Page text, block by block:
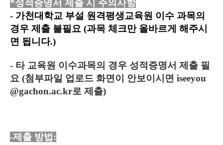
*성적증명서 제출 시 주의사항
- 가천대학교 부설 원격평생교육원 이수 과목의
경우 제출 불필요 (과목 체크만 올바르게 해주시
면 됩니다.)
- 타 교육원 이수과목의 경우 성적증명서 제출 필
요 (첨부파일 업로드 화면이 안보이시면 iseeyou
@gachon.ac.kr로 제출)
-제출 방법: